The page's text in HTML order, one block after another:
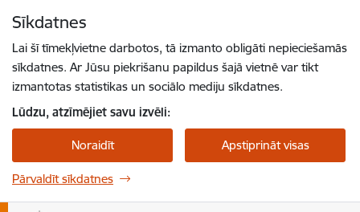
Sīkdatnes
Lai šī tīmekļvietne darbotos, tā izmanto obligāti nepieciešamās
sīkdatnes. Ar Jūsu piekrišanu papildus šajā vietnē var tikt
izmantotas statistikas un sociālo mediju sīkdatnes.
Lūdzu, atzīmējiet savu izvēli:
Noraidīt Apstiprināt visas
Pārvaldīt sīkdatnes